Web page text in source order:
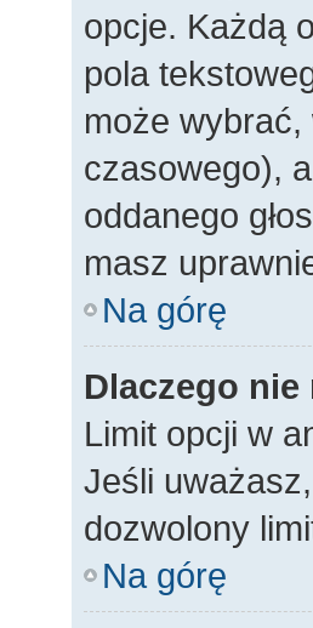
opcje. Każdą
pola
może
czasowego),
oddanego
masz
Na górę
Dlaczego
Limit opcji w
Jeśli
dozwolony
Na górę